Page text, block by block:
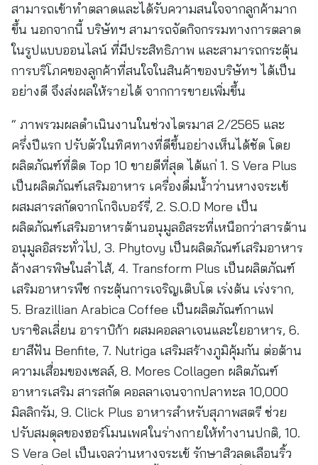
สามารถเข้าทำตลาดและได้รับความสนใจจากลูกค้ามาก
ขึ้น นอกจากนี้ บริษัทฯ สามารถจัดกิจกรรมทางการตลาด
ในรูปแบบออนไลน์ ที่มีประสิทธิภาพ และสามารถกระตุ้น
การบริโภคของลูกค้าที่สนใจในสินค้าของบริษัทฯ ได้เป็น
อย่างดี จึงส่งผลให้รายได้ จากการขายเพิ่มขึ้น
“ ภาพรวมผลดำเนินงานในช่วงไตรมาส 2/2565 และ
ครึ่งปีแรก ปรับตัวในทิศทางที่ดีขึ้นอย่างเห็นได้ชัด โดย
ผลิตภัณฑ์ที่ติด Top 10 ขายดีที่สุด ได้แก่ 1. S Vera Plus
เป็นผลิตภัณฑ์เสริมอาหาร เครื่องดื่มน้ำว่านหางจระเข้
ผสมสารสกัดจากโกจิเบอร์รี่, 2. S.O.D More เป็น
ผลิตภัณฑ์เสริมอาหารต้านอนุมูลอิสระที่เหนือกว่าสารต้าน
อนุมูลอิสระทั่วไป, 3. Phytovy เป็นผลิตภัณฑ์เสริมอาหาร
ล้างสารพิษในลำไส้, 4. Transform Plus เป็นผลิตภัณฑ์
เสริมอาหารพืช กระตุ้นการเจริญเติบโต เร่งต้น เร่งราก,
5. Brazillian Arabica Coffee เป็นผลิตภัณฑ์กาแฟ
บราซิลเลี่ยน อาราบิก้า ผสมคอลลาเจนและใยอาหาร, 6.
ยาสีฟัน Benfite, 7. Nutriga เสริมสร้างภูมิคุ้มกัน ต่อต้าน
ความเสื่อมของเซลล์, 8. Mores Collagen ผลิตภัณฑ์
อาหารเสริม สารสกัด คอลลาเจนจากปลาทะล 10,000
มิลลิกรัม, 9. Click Plus อาหารสำหรับสุภาพสตรี ช่วย
ปรับสมดุลของฮอร์โมนเพศในร่างกายให้ทำงานปกติ, 10.
S Vera Gel เป็นเจลว่านหางจระเข้ รักษาสิวลดเลือนริ้ว